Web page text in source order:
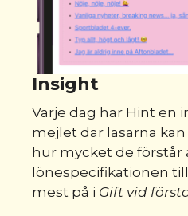
Insight
Varje dag har Hint en
mejlet där läsarna kan
hur mycket de förstår
lönespecifikationen
mest på i Gift vid